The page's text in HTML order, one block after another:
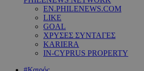
EN.PHILENEWS.COM
LIKE
GOAL
ΧΡΥΣΕΣ ΣΥΝΤΑΓΕΣ
KARIERA
IN-CYPRUS PROPERTY